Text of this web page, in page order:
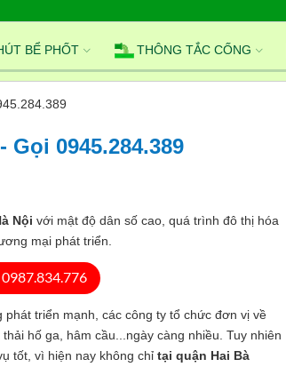
THÔNG TẮC CỐNG
BỂ PHỐT
0945.284.389
Nội với mật độ dân số cao, quá trình đô thị hóa
mại phát triển.
phát triển mạnh, các công ty tổ chức đơn vị về
thải hố ga, hâm cầu...ngày càng nhiều. Tuy nhiên
tốt, vì hiện nay không chỉ tại quận Hai Bà